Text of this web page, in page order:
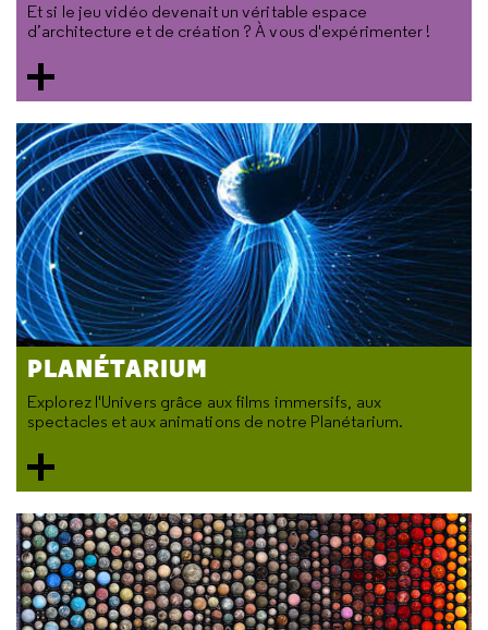
Et si le jeu vidéo devenait un véritable espace
d’architecture et de création ? À vous d'expérimenter !
PLANÉTARIUM
Explorez l'Univers grâce aux films immersifs, aux
spectacles et aux animations de notre Planétarium.